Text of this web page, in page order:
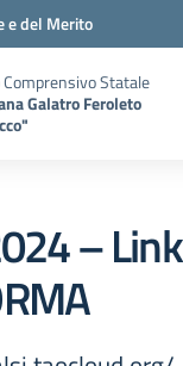
e del Merito
Statale
Galatro Feroleto
– Link